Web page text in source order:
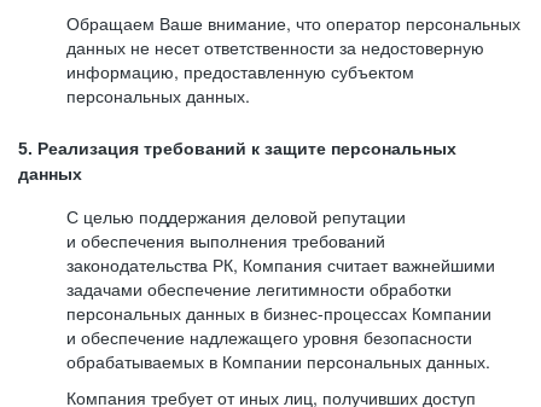
Обращаем Ваше внимание, что оператор персональных
данных не несет ответственности за недостоверную
информацию, предоставленную субъектом
персональных данных.
5. Реализация требований к защите персональных
данных
С целью поддержания деловой репутации
и обеспечения выполнения требований
законодательства РК, Компания считает важнейшими
задачами обеспечение легитимности обработки
персональных данных в бизнес-процессах Компании
и обеспечение надлежащего уровня безопасности
обрабатываемых в Компании персональных данных.
Компания требует от иных лиц, получивших доступ